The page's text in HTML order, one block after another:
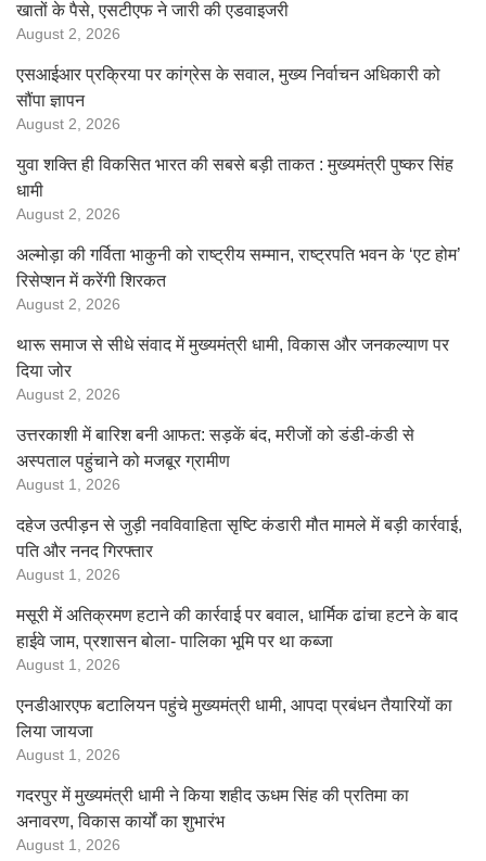
खातों के पैसे, एसटीएफ ने जारी की एडवाइजरी
August 2, 2026
एसआईआर प्रक्रिया पर कांग्रेस के सवाल, मुख्य निर्वाचन अधिकारी को
सौंपा ज्ञापन
August 2, 2026
युवा शक्ति ही विकसित भारत की सबसे बड़ी ताकत : मुख्यमंत्री पुष्कर सिंह
धामी
August 2, 2026
अल्मोड़ा की गर्विता भाकुनी को राष्ट्रीय सम्मान, राष्ट्रपति भवन के ‘एट होम’
रिसेप्शन में करेंगी शिरकत
August 2, 2026
थारू समाज से सीधे संवाद में मुख्यमंत्री धामी, विकास और जनकल्याण पर
दिया जोर
August 2, 2026
उत्तरकाशी में बारिश बनी आफत: सड़कें बंद, मरीजों को डंडी-कंडी से
अस्पताल पहुंचाने को मजबूर ग्रामीण
August 1, 2026
दहेज उत्पीड़न से जुड़ी नवविवाहिता सृष्टि कंडारी मौत मामले में बड़ी कार्रवाई,
पति और ननद गिरफ्तार
August 1, 2026
मसूरी में अतिक्रमण हटाने की कार्रवाई पर बवाल, धार्मिक ढांचा हटने के बाद
हाईवे जाम, प्रशासन बोला- पालिका भूमि पर था कब्जा
August 1, 2026
एनडीआरएफ बटालियन पहुंचे मुख्यमंत्री धामी, आपदा प्रबंधन तैयारियों का
लिया जायजा
August 1, 2026
गदरपुर में मुख्यमंत्री धामी ने किया शहीद ऊधम सिंह की प्रतिमा का
अनावरण, विकास कार्यों का शुभारंभ
August 1, 2026